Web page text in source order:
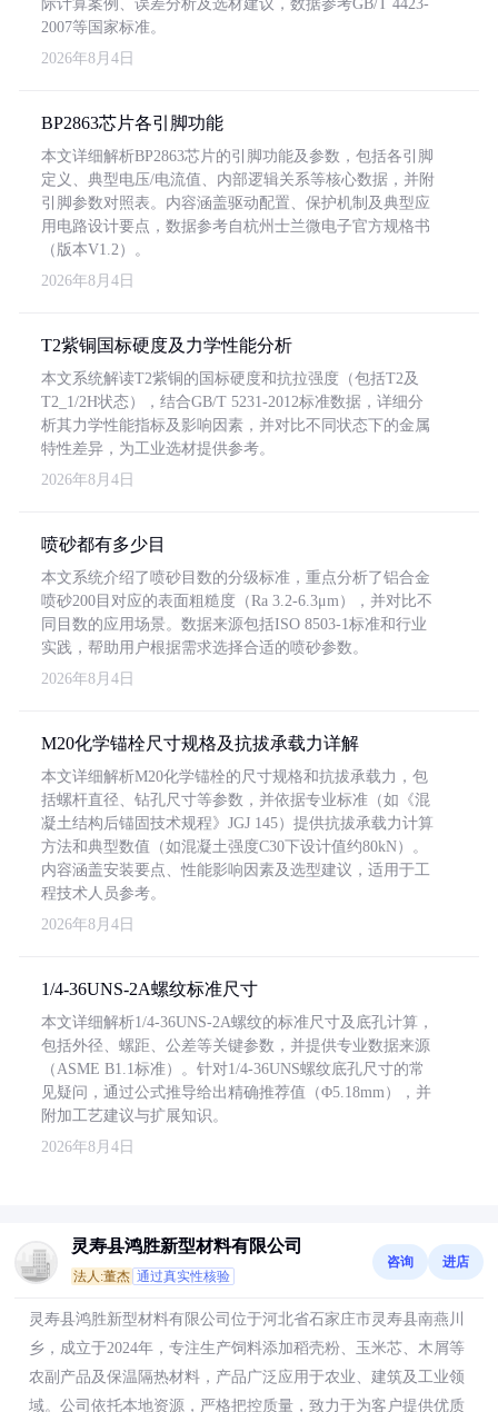
际计算案例、误差分析及选材建议，数据参考GB/T 4423-
2007等国家标准。
2026年8月4日
BP2863芯片各引脚功能
本文详细解析BP2863芯片的引脚功能及参数，包括各引脚
定义、典型电压/电流值、内部逻辑关系等核心数据，并附
引脚参数对照表。内容涵盖驱动配置、保护机制及典型应
用电路设计要点，数据参考自杭州士兰微电子官方规格书
（版本V1.2）。
2026年8月4日
T2紫铜国标硬度及力学性能分析
本文系统解读T2紫铜的国标硬度和抗拉强度（包括T2及
T2_1/2H状态），结合GB/T 5231-2012标准数据，详细分
析其力学性能指标及影响因素，并对比不同状态下的金属
特性差异，为工业选材提供参考。
2026年8月4日
喷砂都有多少目
本文系统介绍了喷砂目数的分级标准，重点分析了铝合金
喷砂200目对应的表面粗糙度（Ra 3.2-6.3μm），并对比不
同目数的应用场景。数据来源包括ISO 8503-1标准和行业
实践，帮助用户根据需求选择合适的喷砂参数。
2026年8月4日
M20化学锚栓尺寸规格及抗拔承载力详解
本文详细解析M20化学锚栓的尺寸规格和抗拔承载力，包
括螺杆直径、钻孔尺寸等参数，并依据专业标准（如《混
凝土结构后锚固技术规程》JGJ 145）提供抗拔承载力计算
方法和典型数值（如混凝土强度C30下设计值约80kN）。
内容涵盖安装要点、性能影响因素及选型建议，适用于工
程技术人员参考。
2026年8月4日
1/4-36UNS-2A螺纹标准尺寸
本文详细解析1/4-36UNS-2A螺纹的标准尺寸及底孔计算，
包括外径、螺距、公差等关键参数，并提供专业数据来源
（ASME B1.1标准）。针对1/4-36UNS螺纹底孔尺寸的常
见疑问，通过公式推导给出精确推荐值（Φ5.18mm），并
附加工艺建议与扩展知识。
2026年8月4日
灵寿县鸿胜新型材料有限公司
法人:董杰 通过真实性核验
咨询 进店
灵寿县鸿胜新型材料有限公司位于河北省石家庄市灵寿县南燕川
乡，成立于2024年，专注生产饲料添加稻壳粉、玉米芯、木屑等
农副产品及保温隔热材料，产品广泛应用于农业、建筑及工业领
域。公司依托本地资源，严格把控质量，致力于为客户提供优质